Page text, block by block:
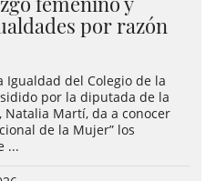
por razón
Igualdad del Colegio de la
por la diputada de la
Natalia Martí, da a conocer
de la Mujer” los
...